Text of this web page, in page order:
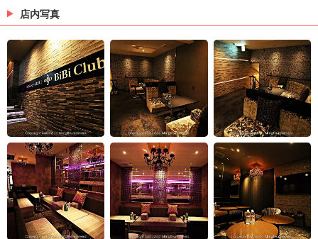
店内写真